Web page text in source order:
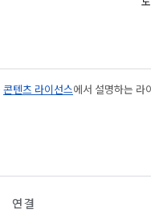
콘텐츠 라이선스에서 설명하는
연결